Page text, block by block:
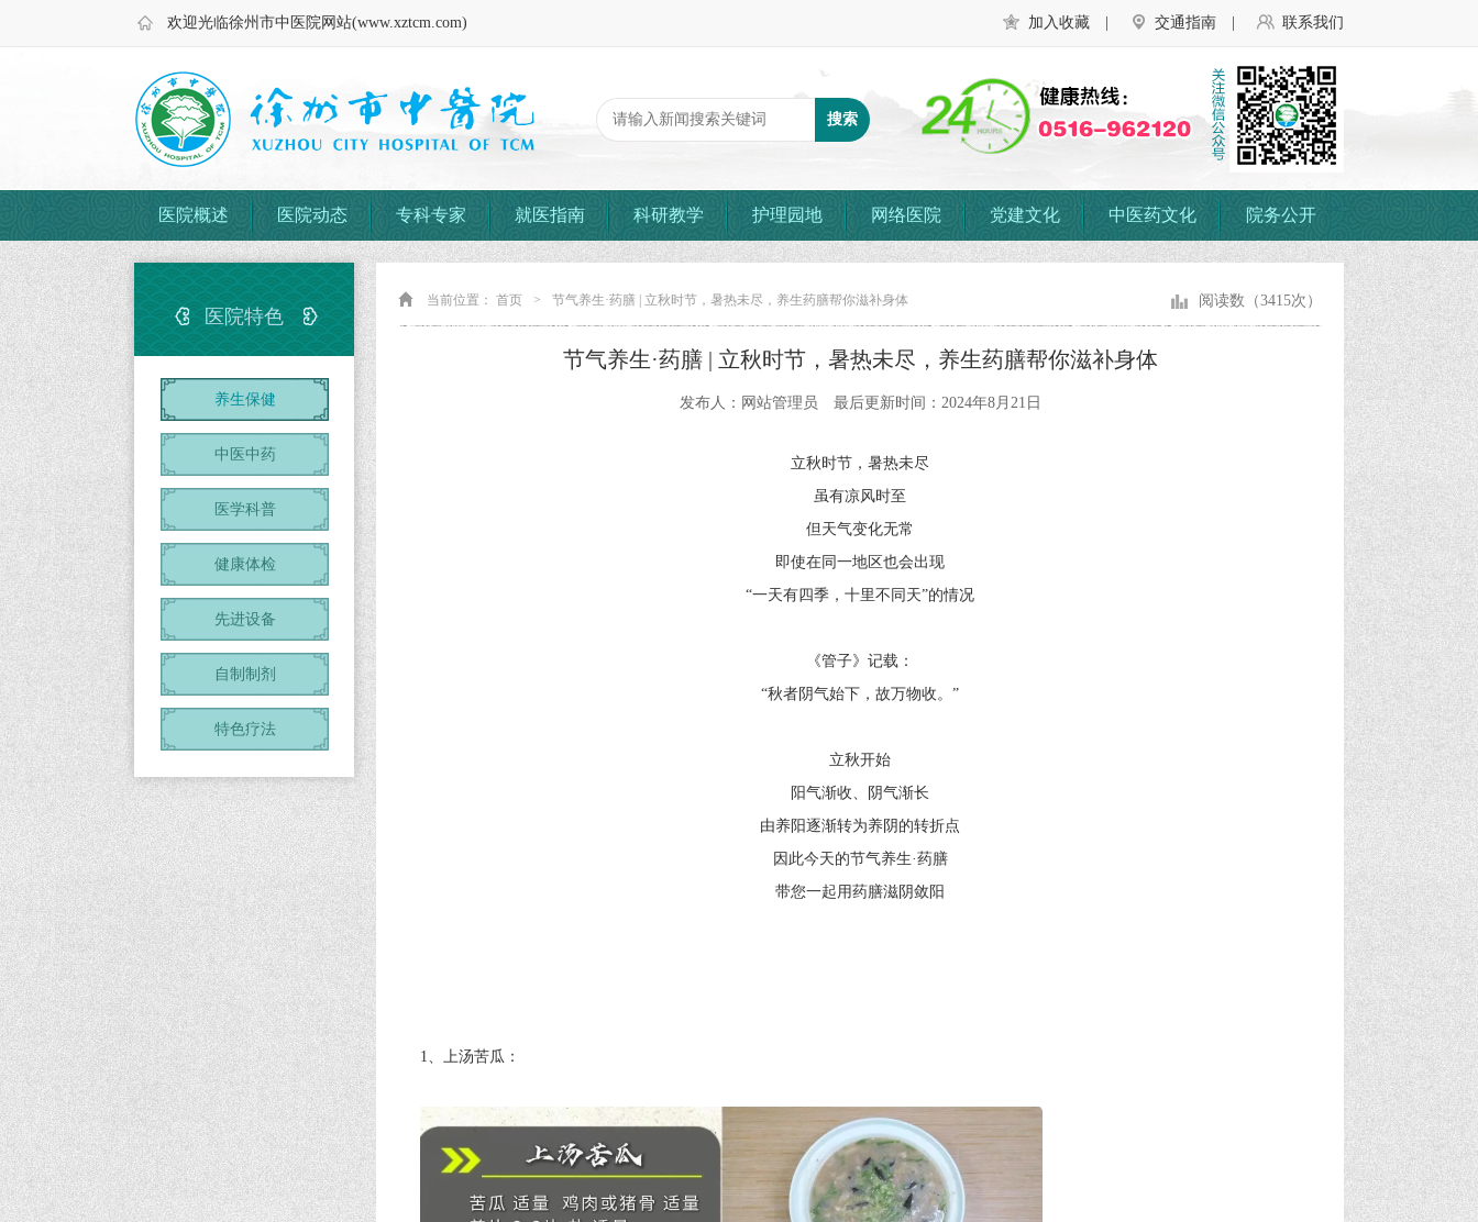
欢迎光临徐州市中医院网站(www.xztcm.com) 联系我们
交通指南
加入收藏
医院概述 医院动态 专科专家 就医指南 科研教学 护理园地 网络医院 党建文化 中医药文化 院务公开
医院特色
养生保健
中医中药
医学科普
健康体检
先进设备
自制制剂
特色疗法
当前位置： 首页 > 节气养生·药膳 | 立秋时节，暑热未尽，养生药膳帮你滋补身体 阅读数（3415次）
节气养生·药膳 | 立秋时节，暑热未尽，养生药膳帮你滋补身体
发布人：网站管理员 最后更新时间：2024年8月21日
立秋时节，暑热未尽
虽有凉风时至
但天气变化无常
即使在同一地区也会出现
“一天有四季，十里不同天”的情况
《管子》记载：
“秋者阴气始下，故万物收。”
立秋开始
阳气渐收、阴气渐长
由养阳逐渐转为养阴的转折点
因此今天的节气养生·药膳
带您一起用药膳滋阴敛阳
1、上汤苦瓜：